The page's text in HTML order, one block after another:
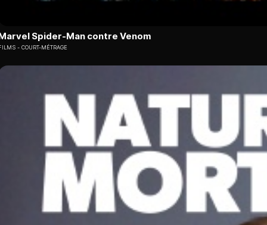
Spider-Man contre Venom
COURT-MÉTRAGE